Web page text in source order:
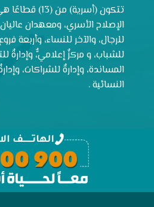
تتكون (أسرية)
الإصلاح الأسري، ومعهدان
للرجال، والآخر للنساء، وأربعة
للشباب، و مركزٌ إعلاميٌّ، وإدارةٌ
المساندة، وإدارةٌ للشراكات،
النسائية .